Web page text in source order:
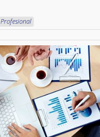
Profesional